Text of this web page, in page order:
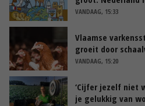
VANDAAG, 15:33
Vlaamse
groeit door
VANDAAG, 15:20
‘Cijfer jezelf niet
je gelukkig van